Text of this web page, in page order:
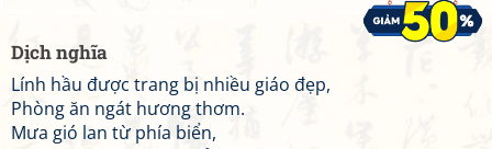
Dịch nghĩa
Lính hầu được trang bị nhiều giáo đẹp,
Phòng ăn ngát hương thơm.
Mưa gió lan từ phía biển,